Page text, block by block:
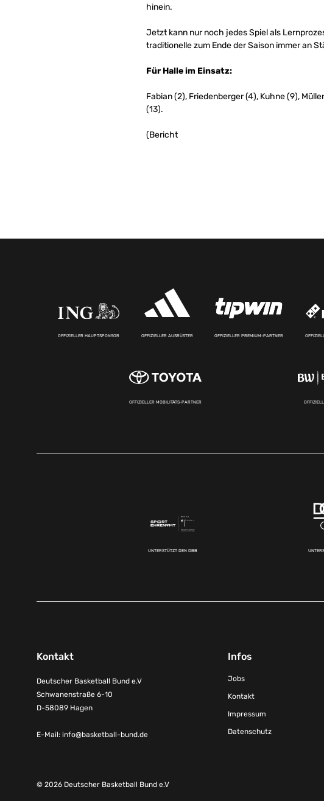
hinein.
Jetzt kann nur noch jedes Spiel als
traditionelle zum Ende der Saison immer an
Für Halle im Einsatz:
Fabian (2), Friedenberger (4), Kuhne (9),
(13).
(Bericht
OFFIZIELLER HAUPTSPONSOR OFFIZIELLER AUSRÜSTER OFFIZIELLER PREMIUM-PARTNER
OFFIZIELLER MOBILITÄTS-PARTNER
UNTERSTÜTZT DEN DBB
Kontakt
Deutscher Basketball Bund e.V
Schwanenstraße 6-10
D-58089 Hagen
E-Mail: info@basketball-bund.de
Infos
Jobs
Kontakt
Impressum
Datenschutz
© 2026 Deutscher Basketball Bund e.V